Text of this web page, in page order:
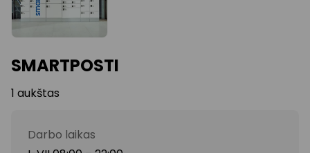
SMARTPOSTI
1 aukštas
Darbo laikas